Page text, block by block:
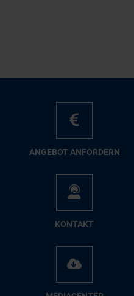
AN­GE­BOT AN­FOR­DERN
KON­TAKT